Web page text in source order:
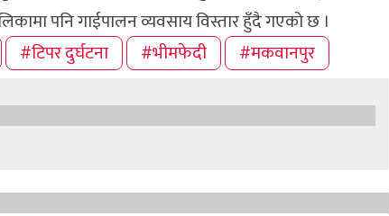
पनि गाईपालन व्यवसाय विस्तार हुँदै गएको छ ।
#टिपर दुर्घटना #भीमफेदी #मकवानपुर